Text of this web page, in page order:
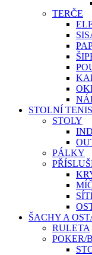
TERČE
STOLNÍ TENIS
STOLY
PÁLKY
ŠACHY A
RULETA
POKER/